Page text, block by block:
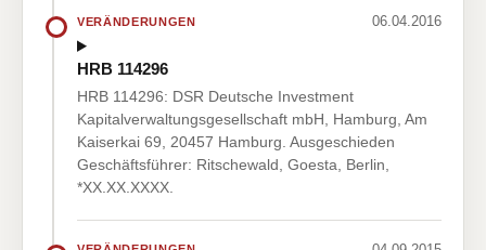
VERÄNDERUNGEN 06.04.2016
HRB 114296
HRB 114296: DSR Deutsche Investment
Kapitalverwaltungsgesellschaft mbH, Hamburg, Am
Kaiserkai 69, 20457 Hamburg. Ausgeschieden
Geschäftsführer: Ritschewald, Goesta, Berlin,
*XX.XX.XXXX.